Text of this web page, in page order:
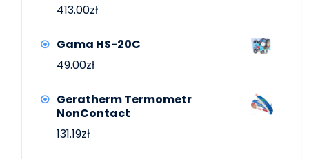
413.00zł
Gama HS-20C
49.00zł
Geratherm Termometr
NonContact
131.19zł